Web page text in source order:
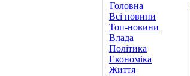
Головна
Всі новини
Топ-новини
Влада
Політика
Економіка
Життя